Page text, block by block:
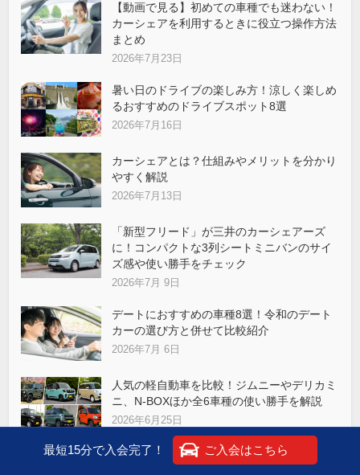
【動画で見る】初めての車種でも迷わない！
カーシェアを利用するときに役立つ操作方法
まとめ
2026年7月23日
暑い日のドライブの楽しみ方！涼しく楽しめ
るおすすめのドライブスポット8選
2026年7月16日
カーシェアとは？仕組みやメリットを分かり
やすく解説
2026年7月13日
「新型フリード」が三井のカーシェアーズ
に！コンパクトな3列シートミニバンのサイ
ズ感や使い勝手をチェック
2026年7月 9日
デートにおすすめの車種8選！令和のデート
カーの選び方と併せて比較紹介
2026年7月 6日
人気の軽自動車を比較！ジムニーやデリカミ
ニ、N-BOXほか全6車種の使い勝手を解説
2026年6月25日
劇場版『名探偵コナン ハイウェイの堕天
最短15分で入会完了！ ご入会はこちら